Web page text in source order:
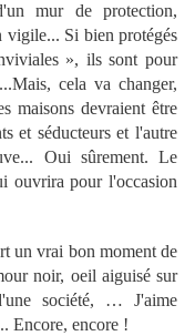
mur de protection,
vigile... Si bien protégés
», ils sont pour
cela va changer,
maisons devraient être
et séducteurs et l'autre
Oui sûrement. Le
ouvrira pour l'occasion
un vrai bon moment de
noir, oeil aiguisé sur
société, … J'aime
Encore, encore !